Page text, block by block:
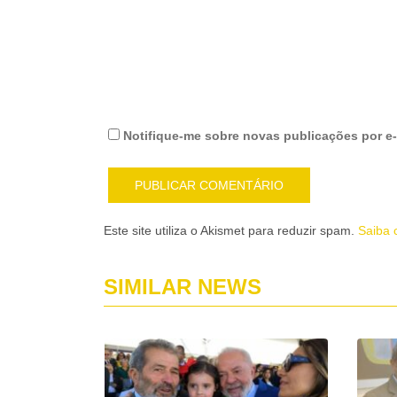
Notifique-me sobre novas publicações por
Este site utiliza o Akismet para reduzir spam. Saiba
SIMILAR NEWS